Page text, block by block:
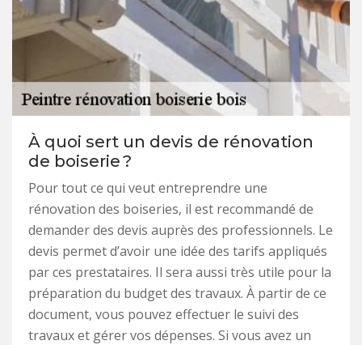
À quoi sert un devis de rénovation
de boiserie ?
Pour tout ce qui veut entreprendre une
rénovation des boiseries, il est recommandé de
demander des devis auprès des professionnels. Le
devis permet d’avoir une idée des tarifs appliqués
par ces prestataires. Il sera aussi très utile pour la
préparation du budget des travaux. À partir de ce
document, vous pouvez effectuer le suivi des
travaux et gérer vos dépenses. Si vous avez un